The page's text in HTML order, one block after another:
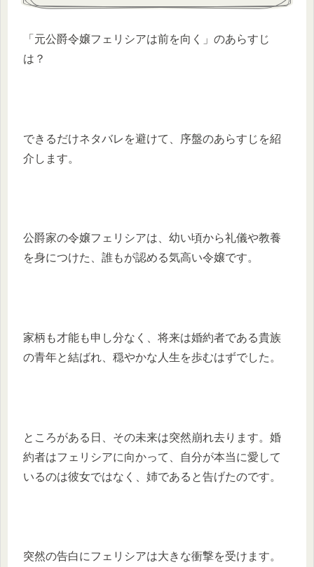
「元公爵令嬢フェリシアは前を向く」のあらすじ
は？
できるだけネタバレを避けて、序盤のあらすじを紹
介します。
公爵家の令嬢フェリシアは、幼い頃から礼儀や教養
を身につけた、誰もが認める気高い令嬢です。
家柄も才能も申し分なく、将来は婚約者である貴族
の青年と結ばれ、穏やかな人生を歩むはずでした。
ところがある日、その未来は突然崩れ去ります。婚
約者はフェリシアに向かって、自分が本当に愛して
いるのは彼女ではなく、姉であると告げたのです。
突然の告白にフェリシアは大きな衝撃を受けます。